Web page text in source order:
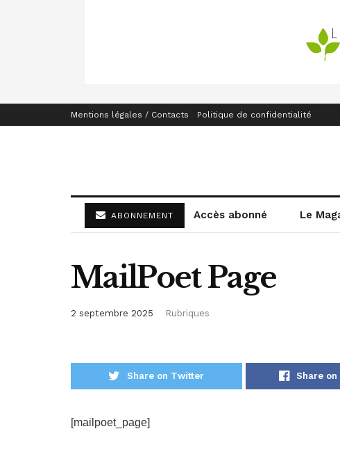
Mentions légales / Contacts Politique de confidentialité
ABONNEMENT Accès abonné Le
MailPoet Page
2 septembre 2025 Rubriques
Share on Twitter Share on
[mailpoet_page]